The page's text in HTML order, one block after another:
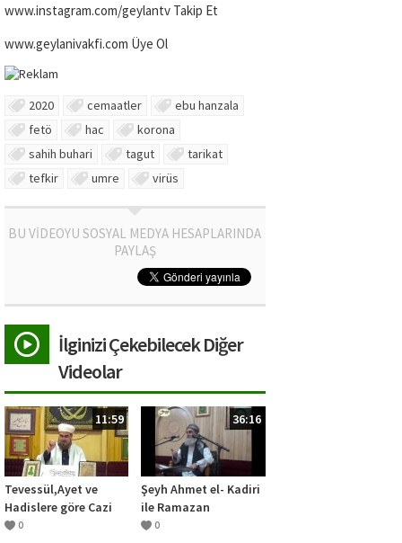
www.instagram.com/geylantv Takip Et
www.geylanivakfi.com Üye Ol
2020 cemaatler
ebu hanzala
fetö
hac
korona
sahih buhari
tagut
tarikat
tefkir
umre virüs
BU VİDEOYU SOSYAL MEDYA HESAPLARINDA
PAYLAŞ
İlginizi Çekebilecek Diğer
Videolar
11:59
Tevessül,Ayet ve
Hadislere göre Cazi
midir?
0
36:16
Şeyh Ahmet el- Kadiri
ile Ramazan
Sohbetleri /1: Sakal
0